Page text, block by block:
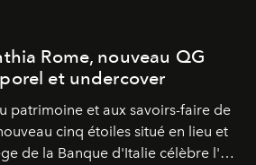
Rome, nouveau QG
et undercover
patrimoine et aux savoirs-faire de
cinq étoiles situé en lieu et
de la Banque d'Italie célèbre l'art